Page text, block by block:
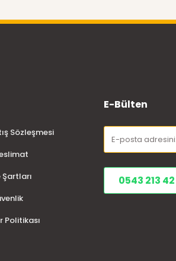
Sözleşmesi
Politikası
E-Bülten
0543 213